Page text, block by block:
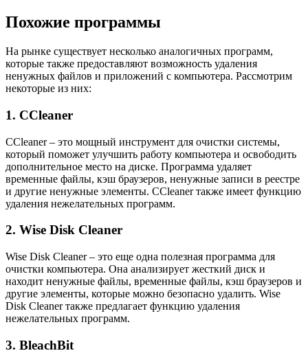
Похожие программы
На рынке существует несколько аналогичных программ,
которые также предоставляют возможность удаления
ненужных файлов и приложений с компьютера. Рассмотрим
некоторые из них:
1. CCleaner
CCleaner – это мощный инструмент для очистки системы,
который поможет улучшить работу компьютера и освободить
дополнительное место на диске. Программа удаляет
временные файлы, кэш браузеров, ненужные записи в реестре
и другие ненужные элементы. CCleaner также имеет функцию
удаления нежелательных программ.
2. Wise Disk Cleaner
Wise Disk Cleaner – это еще одна полезная программа для
очистки компьютера. Она анализирует жесткий диск и
находит ненужные файлы, временные файлы, кэш браузеров и
другие элементы, которые можно безопасно удалить. Wise
Disk Cleaner также предлагает функцию удаления
нежелательных программ.
3. BleachBit